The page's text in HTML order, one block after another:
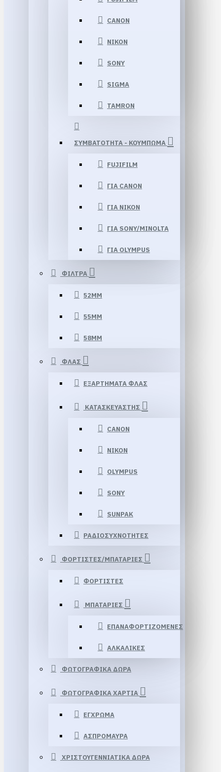
CANON
NIKON
SONY
SIGMA
TAMRON
ΣΥΜΒΑΤΟΤΗΤΑ - ΚΟΥΜΠΩΜΑ
FUJIFILM
ΓΙΑ CANON
ΓΙΑ NIKON
ΓΙΑ SONY/MINOLTA
ΓΙΑ OLYMPUS
ΦΙΛΤΡΑ
52MM
55MM
58MM
ΦΛΑΣ
ΕΞΑΡΤΗΜΑΤΑ ΦΛΑΣ
ΚΑΤΑΣΚΕΥΑΣΤΗΣ
CANON
NIKON
OLYMPUS
SONY
SUNPAK
ΡΑΔΙΟΣΥΧΝΟΤΗΤΕΣ
ΦΟΡΤΙΣΤΕΣ/ΜΠΑΤΑΡΙΕΣ
ΦΟΡΤΙΣΤΕΣ
ΜΠΑΤΑΡΙΕΣ
ΕΠΑΝΑΦΟΡΤΙΖΟΜΕΝΕΣ
ΑΛΚΑΛΙΚΕΣ
ΦΩΤΟΓΡΑΦΙΚΑ ΔΩΡΑ
ΦΩΤΟΓΡΑΦΙΚΑ ΧΑΡΤΙΑ
ΕΓΧΡΩΜΑ
ΑΣΠΡΟΜΑΥΡΑ
ΧΡΙΣΤΟΥΓΕΝΝΙΑΤΙΚΑ ΔΩΡΑ